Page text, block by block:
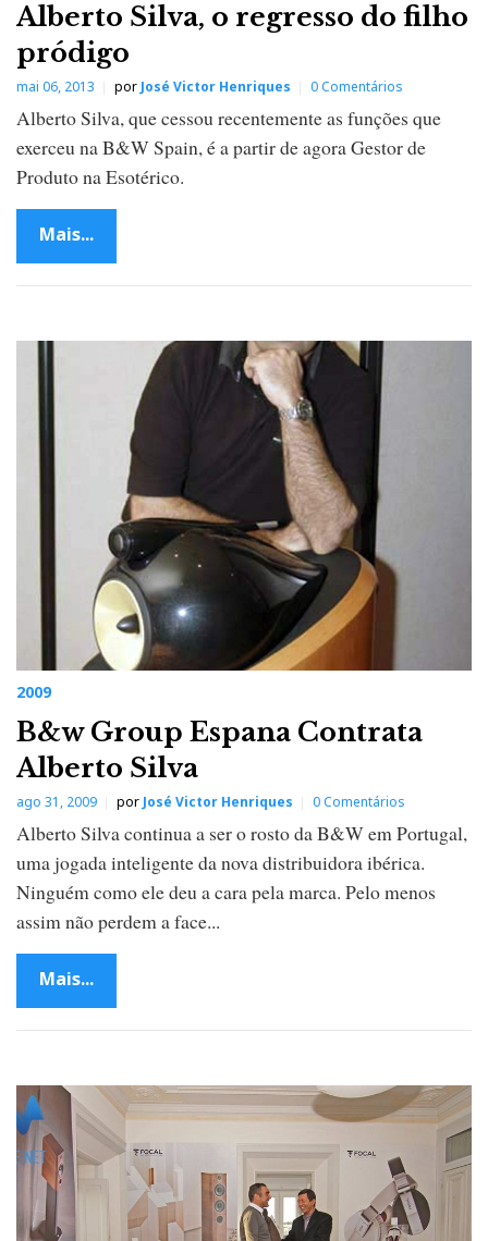
Alberto Silva, o regresso do filho
pródigo
mai 06, 2013 por José Victor Henriques 0 Comentários
Alberto Silva, que cessou recentemente as funções que
exerceu na B&W Spain, é a partir de agora Gestor de
Produto na Esotérico.
Mais...
2009
B&w Group Espana Contrata
Alberto Silva
ago 31, 2009 por José Victor Henriques 0 Comentários
Alberto Silva continua a ser o rosto da B&W em Portugal,
uma jogada inteligente da nova distribuidora ibérica.
Ninguém como ele deu a cara pela marca. Pelo menos
assim não perdem a face...
Mais...